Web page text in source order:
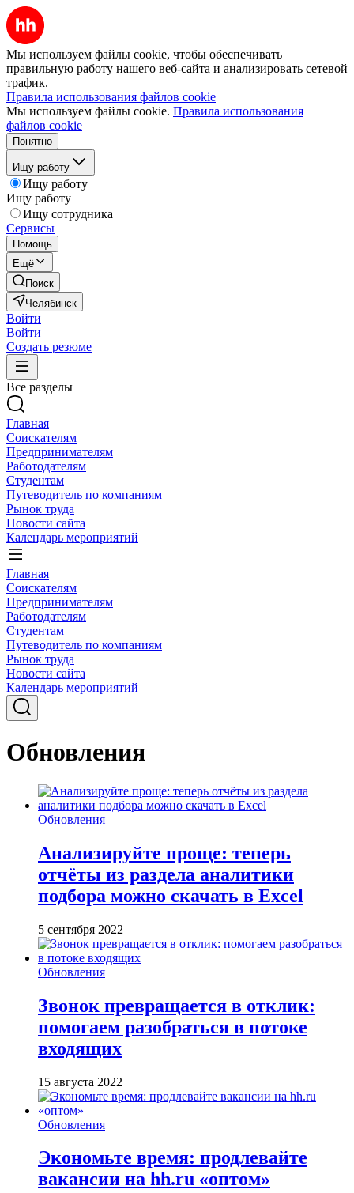
Мы используем файлы cookie, чтобы обеспечивать
правильную работу нашего веб-сайта и анализировать сетевой
трафик.
Правила использования файлов cookie
Мы используем файлы cookie. Правила использования
файлов cookie
Понятно
Ищу работу
Ищу работу
Ищу работу
Ищу сотрудника
Сервисы
Помощь
Ещё
Поиск
Челябинск
Войти
Войти
Создать резюме
Все разделы
Главная
Соискателям
Предпринимателям
Работодателям
Студентам
Путеводитель по компаниям
Рынок труда
Новости сайта
Календарь мероприятий
Главная
Соискателям
Предпринимателям
Работодателям
Студентам
Путеводитель по компаниям
Рынок труда
Новости сайта
Календарь мероприятий
Обновления
Обновления
Анализируйте проще: теперь
отчёты из раздела аналитики
подбора можно скачать в Excel
5 сентября 2022
Обновления
Звонок превращается в отклик:
помогаем разобраться в потоке
входящих
15 августа 2022
Обновления
Экономьте время: продлевайте
вакансии на hh.ru «оптом»